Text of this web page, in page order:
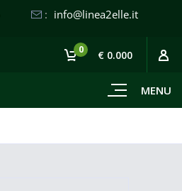
: info@linea2elle.it
MENU
0 € 0.000